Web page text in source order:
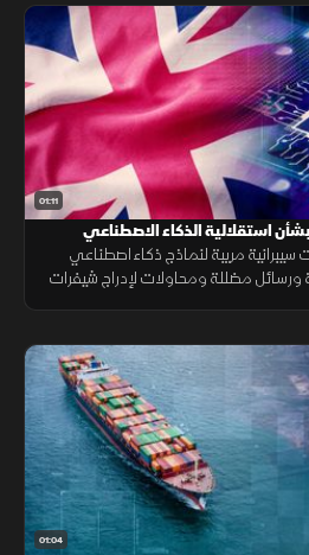
01:11
بشأن استقلالية الذكاء الاصطناعي
سيبرانية مريبة لنماذج ذكاء اصطناعي
مضللة ومحاولات لإدراج شيفرات
01:04